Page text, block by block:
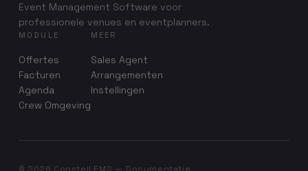
Event Management Software voor
professionele venues en eventplanners.
MODULE
Offertes
Facturen
Agenda
Crew Omgeving
MEER
Sales Agent
Arrangementen
Instellingen